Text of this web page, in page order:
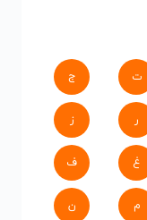
ت ج
ر ز
غ ف
م ن